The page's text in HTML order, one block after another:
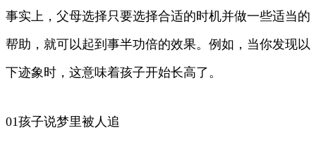
事实上，父母选择只要选择合适的时机并做一些适当的
帮助，就可以起到事半功倍的效果。例如，当你发现以
下迹象时，这意味着孩子开始长高了。
01孩子说梦里被人追